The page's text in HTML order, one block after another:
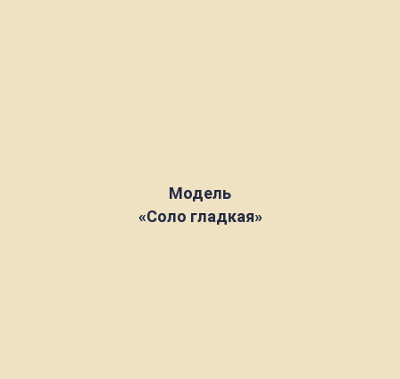
Модель
«Соло гладкая»